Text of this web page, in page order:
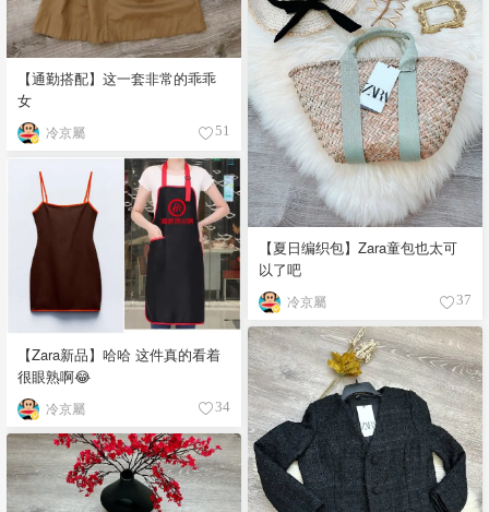
【通勤搭配】这一套非常的乖乖
女
冷京屬 51
【夏日编织包】Zara童包也太可
以了吧
冷京屬 37
【Zara新品】哈哈 这件真的看着
很眼熟啊😂
冷京屬 34